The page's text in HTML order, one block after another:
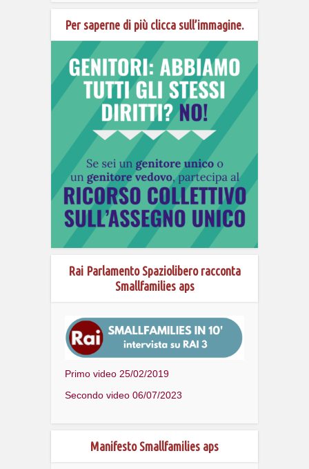
Per saperne di più clicca sull’immagine.
Rai Parlamento Spaziolibero racconta
Smallfamilies aps
Primo video 25/02/2019
Secondo video 06/07/2023
Manifesto Smallfamilies aps